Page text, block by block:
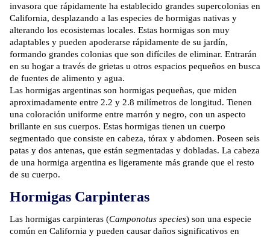
invasora que rápidamente ha establecido grandes supercolonias en
California, desplazando a las especies de hormigas nativas y
alterando los ecosistemas locales. Estas hormigas son muy
adaptables y pueden apoderarse rápidamente de su jardín,
formando grandes colonias que son difíciles de eliminar. Entrarán
en su hogar a través de grietas u otros espacios pequeños en busca
de fuentes de alimento y agua.
Las hormigas argentinas son hormigas pequeñas, que miden
aproximadamente entre 2.2 y 2.8 milímetros de longitud. Tienen
una coloración uniforme entre marrón y negro, con un aspecto
brillante en sus cuerpos. Estas hormigas tienen un cuerpo
segmentado que consiste en cabeza, tórax y abdomen. Poseen seis
patas y dos antenas, que están segmentadas y dobladas. La cabeza
de una hormiga argentina es ligeramente más grande que el resto
de su cuerpo.
Hormigas Carpinteras
Las hormigas carpinteras (Camponotus species) son una especie
común en California y pueden causar daños significativos en